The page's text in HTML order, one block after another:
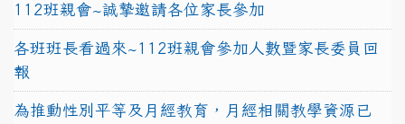
112班親會~誠摯邀請各位家長參加
各班班長看過來~112班親會參加人數暨家長委員回
報
為推動性別平等及月經教育，月經相關教學資源已